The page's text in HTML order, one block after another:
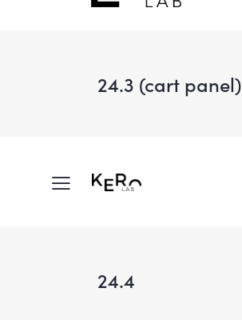
24.3 (cart panel)
24.4